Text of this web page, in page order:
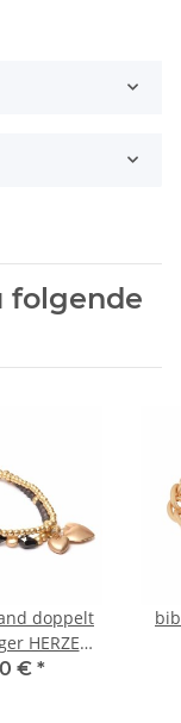
folgende
doppelt
HERZEN
€ *